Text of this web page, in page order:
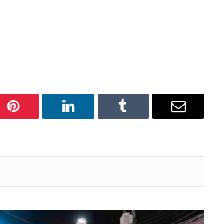
Pinterest LinkedInTumblr Email